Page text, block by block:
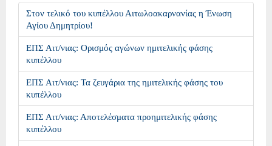
Στον τελικό του κυπέλλου Αιτωλοακαρνανίας η Ένωση
Αγίου Δημητρίου!
ΕΠΣ Αιτ/νιας: Ορισμός αγώνων ημιτελικής φάσης
κυπέλλου
ΕΠΣ Αιτ/νιας: Τα ζευγάρια της ημιτελικής φάσης του
κυπέλλου
ΕΠΣ Αιτ/νιας: Αποτελέσματα προημιτελικής φάσης
κυπέλλου